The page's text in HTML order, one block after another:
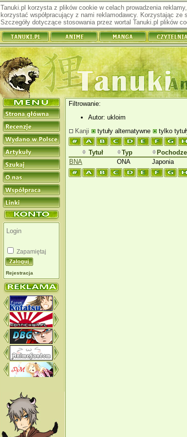
Tanuki.pl korzysta z plików cookie w celach prowadzenia
korzystać współpracujący z nami reklamodawcy. Korzystając
Szczegóły dotyczące stosowania przez wortal Tanuki.pl plików
Zapamiętaj
Rejestracja
Filtrowanie:
Autor: ukloim
Kanji
tytuły alternatywne tylko
Tytuł Typ
BNA
ONA Japonia